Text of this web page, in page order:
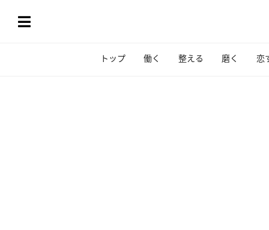
トップ 働く 整える 磨く 恋